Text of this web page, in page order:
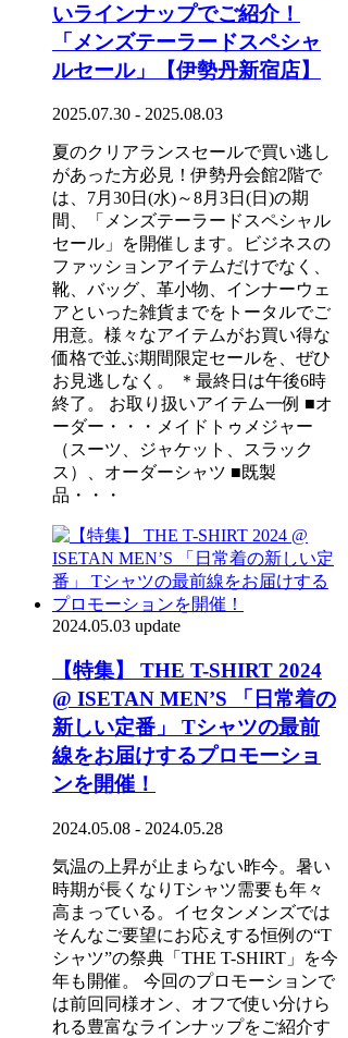
いラインナップでご紹介！
「メンズテーラードスペシャ
ルセール」【伊勢丹新宿店】
2025.07.30 - 2025.08.03
夏のクリアランスセールで買い逃し
があった方必見！伊勢丹会館2階で
は、7月30日(水)～8月3日(日)の期
間、「メンズテーラードスペシャル
セール」を開催します。ビジネスの
ファッションアイテムだけでなく、
靴、バッグ、革小物、インナーウェ
アといった雑貨までをトータルでご
用意。様々なアイテムがお買い得な
価格で並ぶ期間限定セールを、ぜひ
お見逃しなく。 ＊最終日は午後6時
終了。 お取り扱いアイテム一例 ■オ
ーダー・・・メイドトゥメジャー
（スーツ、ジャケット、スラック
ス）、オーダーシャツ ■既製
品・・・
2024.05.03 update
【特集】 THE T-SHIRT 2024
@ ISETAN MEN’S 「日常着の
新しい定番」 Tシャツの最前
線をお届けするプロモーショ
ンを開催！
2024.05.08 - 2024.05.28
気温の上昇が止まらない昨今。暑い
時期が長くなりTシャツ需要も年々
高まっている。イセタンメンズでは
そんなご要望にお応えする恒例の“T
シャツ”の祭典「THE T-SHIRT」を今
年も開催。 今回のプロモーションで
は前回同様オン、オフで使い分けら
れる豊富なラインナップをご紹介す